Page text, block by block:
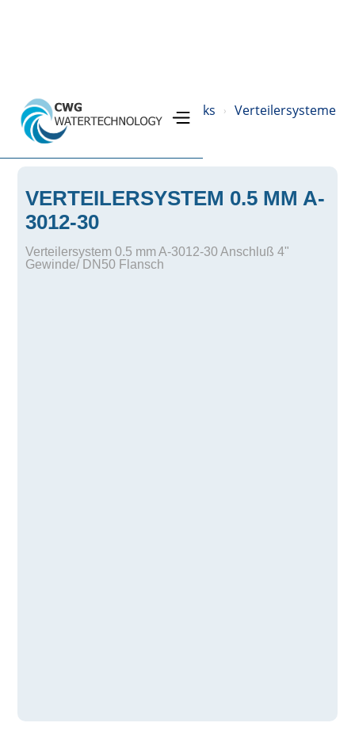
Home › Produkte Drucktanks › Verteilersysteme
›
VERTEILERSYSTEM 0.5 MM A-
3012-30
Verteilersystem 0.5 mm A-3012-30 Anschluß 4"
Gewinde/ DN50 Flansch